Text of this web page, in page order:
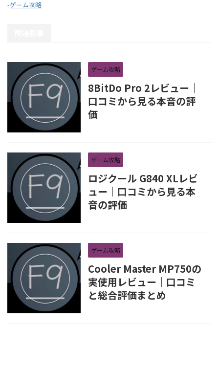
-ゲーム攻略
ゲーム攻略
8BitDo Pro 2レビュー｜
口コミから見る本音の評
価
ゲーム攻略
ロジクール G840 XLレビ
ュー｜口コミから見る本
音の評価
ゲーム攻略
Cooler Master MP750の
実使用レビュー｜口コミ
と総合評価まとめ